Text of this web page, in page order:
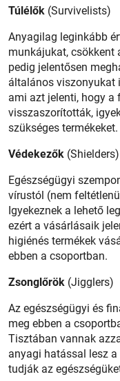
Túlélők (Survivelists)
Anyagilag leginkább
munkájukat, csökkent
pedig jelentősen
általános viszonyukat
ami azt jelenti, hogy a
visszaszorították,
szükséges termékeket.
Védekezők (Shielders)
Egészségügyi
vírustól (nem
Igyekeznek a lehető
ezért a vásárlásaik
higiénés termékek
ebben a csoportban.
Zsonglőrök (Jigglers)
Az egészségügyi és
meg ebben a
Tisztában vannak
anyagi hatással lesz
tudják az